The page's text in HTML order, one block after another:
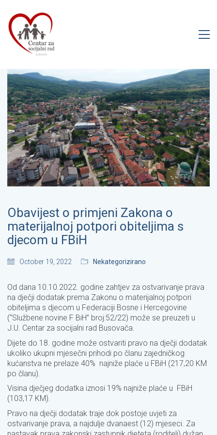
Obavijest o primjeni Zakona o
materijalnoj potpori obiteljima s
djecom u FBiH
October 19, 2022 Nekategorizirano
Od dana 10.10.2022. godine zahtjev za ostvarivanje prava
na dječji dodatak prema Zakonu o materijalnoj potpori
obiteljima s djecom u Federaciji Bosne i Hercegovine
(“Službene novine F BiH” broj:52/22) može se preuzeti u
J.U. Centar za socijalni rad Busovača.
Dijete do 18. godine može ostvariti pravo na dječji dodatak
ukoliko ukupni mjesečni prihodi po članu zajedničkog
kućanstva ne prelaze 40% najniže plaće u FBiH (217,20 KM
po članu).
Visina dječjeg dodatka iznosi 19% najniže plaće u FBiH
(103,17 KM).
Pravo na dječji dodatak traje dok postoje uvjeti za
ostvarivanje prava, a najdulje dvanaest (12) mjeseci. Za